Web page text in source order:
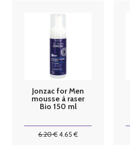
Jonzac for Men
mousse à raser
Bio 150 ml
6.20€4.65€